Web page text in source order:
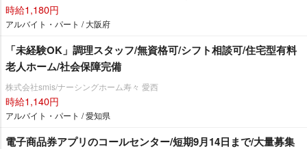
時給1,180円
アルバイト・パート / 大阪府
「未経験OK」調理スタッフ/無資格可/シフト相談可/住宅型有料
老人ホーム/社会保障完備
株式会社smis/ナーシングホーム寿々 愛西
時給1,140円
アルバイト・パート / 愛知県
電子商品券アプリのコールセンター/短期9月14日まで/大量募集